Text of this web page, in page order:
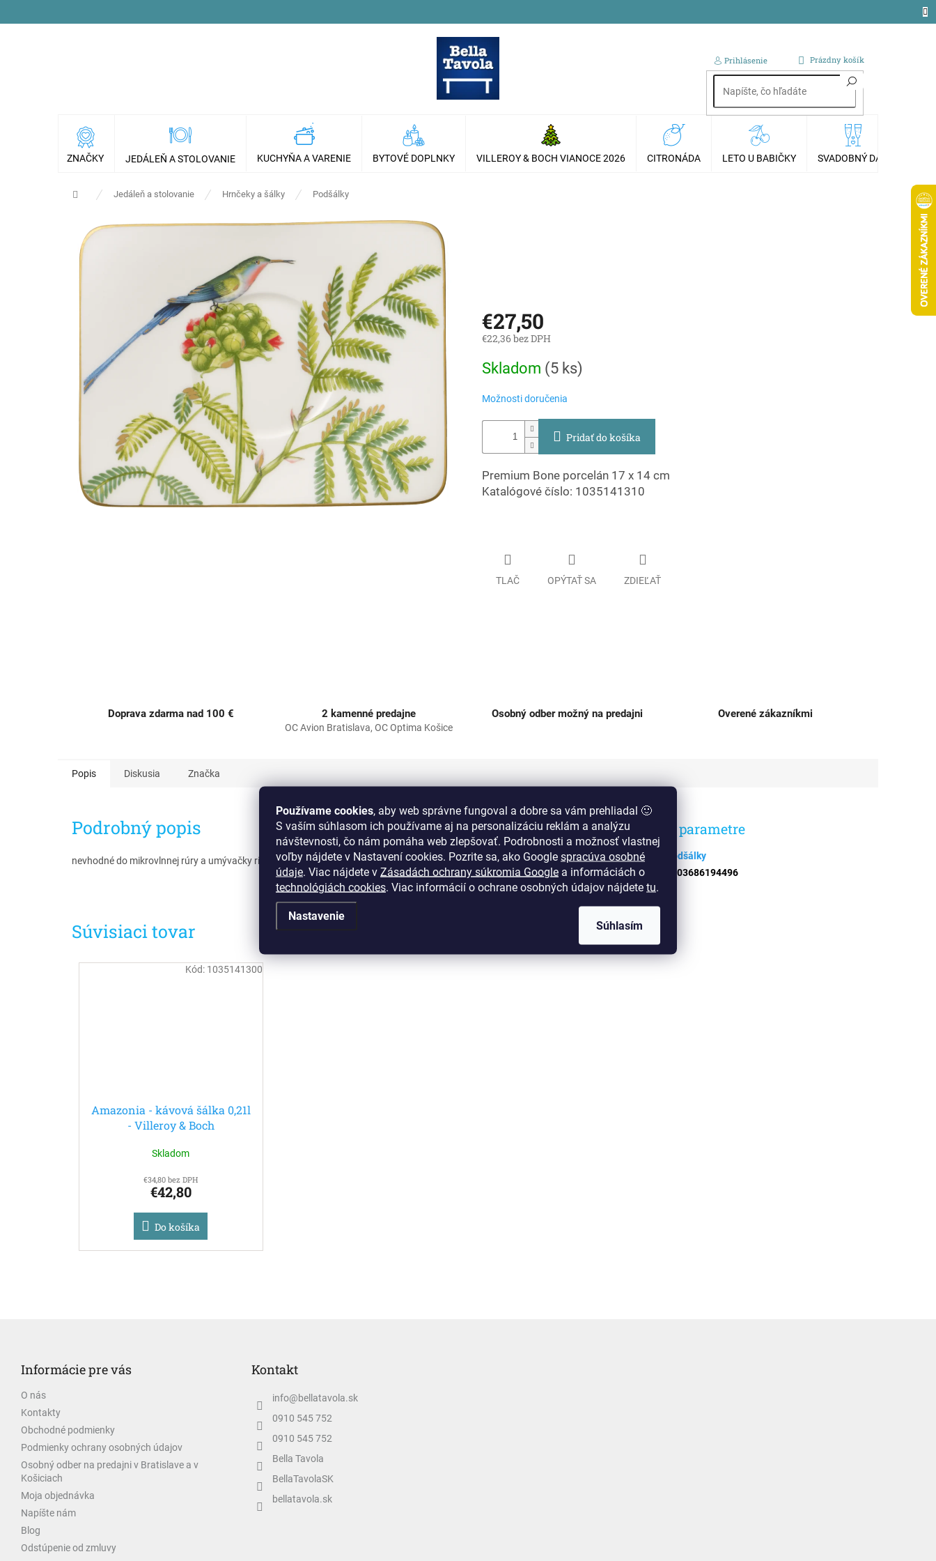
Používame cookies, aby web správne fungoval a dobre sa vám prehliadal 🙂
S vaším súhlasom ich používame aj na personalizáciu reklám a analýzu
návštevnosti, čo nám pomáha web zlepšovať. Podrobnosti a možnosť vlastnej
voľby nájdete v Nastavení cookies. Pozrite sa, ako Google spracúva osobné
údaje. Viac nájdete v Zásadách ochrany súkromia Google a informáciách o
technológiách cookies. Viac informácií o ochrane osobných údajov nájdete tu.
Nastavenie
Súhlasím
Prihlásenie
NÁKUPNÝ
KOŠÍK
Prázdny košík
ZNAČKY JEDÁLEŇ A STOLOVANIE KUCHYŇA A VARENIE BYTOVÉ DOPLNKY VILLEROY & BOCH VIANOCE 2026 CITRONÁDA LETO U BABIČKY SVADOBNÝ DAR
Domov Jedáleň a stolovanie Hrnčeky a šálky Podšálky
€27,50
€22,36 bez DPH
cena:
Skladom (5 ks)
Možnosti doručenia
Pridať do košíka
Premium Bone porcelán 17 x 14 cm
Katalógové číslo: 1035141310
TLAČ OPÝTAŤ SA ZDIEĽAŤ
Doprava zdarma nad 100 € 2 kamenné predajne
OC Avion Bratislava, OC Optima Košice
Osobný odber možný na predajni Overené zákazníkmi
Súvisiaci tovar
Amazonia - kávová šálka 0,21l
- Villeroy & Boch
Skladom
€34,80 bez DPH
€42,80
Do košíka
Kód: 1035141300
Popis Diskusia Značka
Podrobný popis
nevhodné do mikrovlnnej rúry a umývačky riadu
Dodatočné parametre
Kategória
Podšálky
EAN: 4003686194496
Informácie pre vás
O nás
Kontakty
Obchodné podmienky
Podmienky ochrany osobných údajov
Osobný odber na predajni v Bratislave a v
Košiciach
Moja objednávka
Napíšte nám
Blog
Odstúpenie od zmluvy
Kontakt
info@bellatavola.sk
0910 545 752
0910 545 752
Bella Tavola
BellaTavolaSK
bellatavola.sk